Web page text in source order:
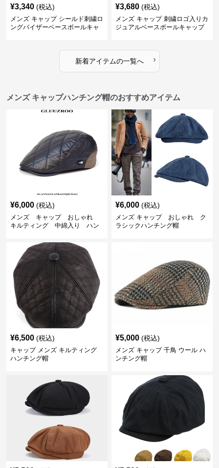
¥3,340 (税込)
メンズ キャップ シールド刺繍ロ
ングバイザーベースボールキャ
¥3,680 (税込)
メンズ キャップ 刺繍ロゴ入りカ
ジュアルベースボールキャップ
新着アイテムの一覧へ ›
メンズ キャップハンチング帽のおすすめアイテム
¥6,000 (税込)
メンズ キャップ おしゃれ
キルティング 中綿入り ハン
¥6,000 (税込)
メンズ キャップ おしゃれ ク
ラシックハンチング帽
¥6,500 (税込)
キャップ メンズ キルティング
ハンチング帽
¥5,000 (税込)
メンズ キャップ 千鳥 ウール ハ
ンチング帽